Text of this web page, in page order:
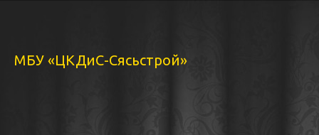
МБУ «ЦКДиС-Сясьстрой»